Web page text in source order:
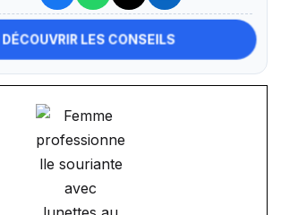
DÉCOUVRIR LES CONSEILS